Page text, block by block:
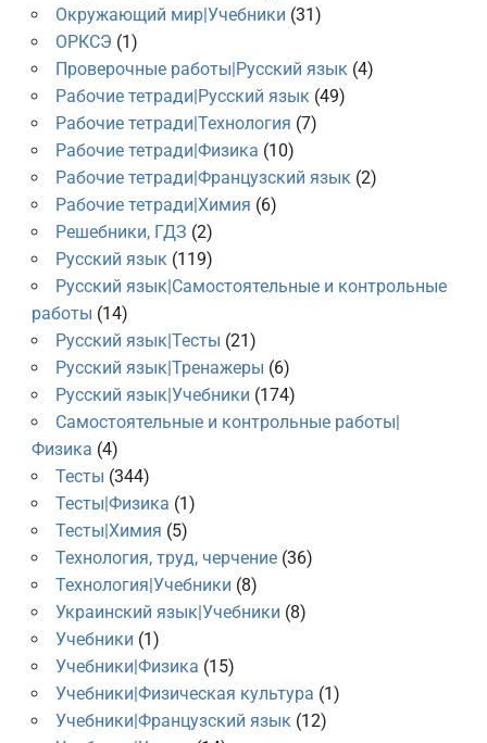
Окружающий мир|Учебники (31)
ОРКСЭ (1)
Проверочные работы|Русский язык(4)
Рабочие тетради|Русский язык(49)
Рабочие тетради|Технология (7)
Рабочие тетради|Физика (10)
Рабочие тетради|Французский язык(2)
Рабочие тетради|Химия (6)
Решебники, ГДЗ (2)
Русский язык(119)
Русский язык|Самостоятельные и контрольные
работы (14)
Русский язык|Тесты (21)
Русский язык|Тренажеры (6)
Русский язык|Учебники (174)
Самостоятельные и контрольные работы|
Физика (4)
Тесты (344)
Тесты|Физика (1)
Тесты|Химия (5)
Технология, труд, черчение(36)
Технология|Учебники (8)
Украинский язык|Учебники (8)
Учебники (1)
Учебники|Физика (15)
Учебники|Физическая культура (1)
Учебники|Французский язык(12)